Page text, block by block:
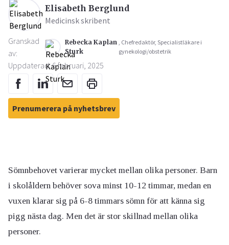
Elisabeth Berglund
Medicinsk skribent
Granskad
av:
Rebecka Kaplan
Sturk
, Chefredaktör, Specialistläkare i
gynekologi/obstetrik
Uppdaterad: 6 februari, 2025
Prenumerera på nyhetsbrev
Sömnbehovet varierar mycket mellan olika personer. Barn
i skolåldern behöver sova minst 10-12 timmar, medan en
vuxen klarar sig på 6-8 timmars sömn för att känna sig
pigg nästa dag. Men det är stor skillnad mellan olika
personer.